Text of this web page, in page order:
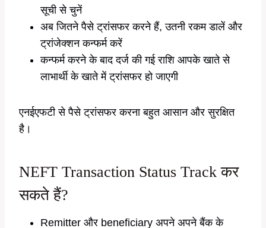
सूची से चुनें
अब जितने पैसे ट्रांसफर करने हैं, उतनी रकम डालें और
ट्रांजेक्शन कन्फर्म करें
कन्फर्म करने के बाद दर्ज की गई राशि आपके खाते से
लाभार्थी के खाते में ट्रांसफर हो जाएगी
एनईएफटी से पैसे ट्रांसफर करना बहुत आसान और सुरक्षित
है।
NEFT Transaction Status Track कर
सकते हैं?
Remitter और beneficiary अपने अपने बैंक के